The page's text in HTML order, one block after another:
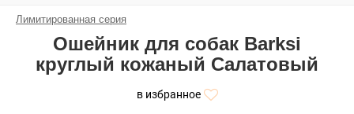
Лимитированная серия
Ошейник для собак Barksi
круглый кожаный Салатовый
в избранное